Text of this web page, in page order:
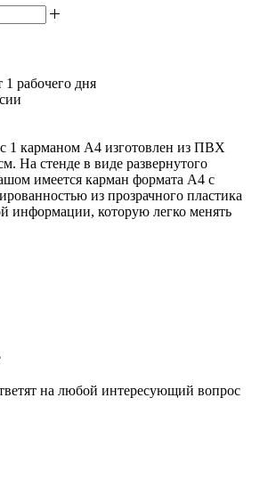
1 рабочего дня
1 карманом А4 изготовлен из ПВХ
На стенде в виде развернутого
имеется карман формата А4 с
из прозрачного пластика
информации, которую легко менять
на любой интересующий вопрос